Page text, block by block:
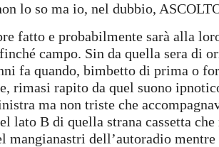
lo so ma io, nel dubbio,
fatto e probabilmente sarà alla
campo. Sin da quella sera di
fa quando, bimbetto di prima o
rimasi rapito da quel suono
ma non triste che
lato B di quella strana cassetta
mangianastri dell’autoradio